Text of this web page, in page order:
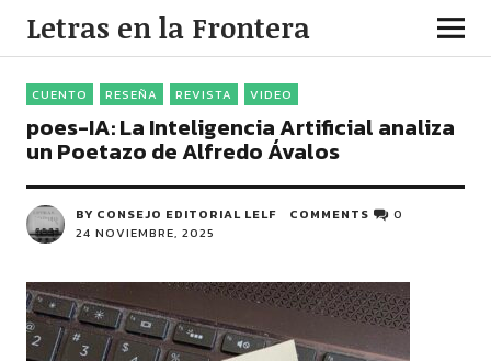
Letras en la Frontera
CUENTO RESEÑA REVISTA VIDEO
poes-IA: La Inteligencia Artificial analiza
un Poetazo de Alfredo Ávalos
BY CONSEJO EDITORIAL LELF
24 NOVIEMBRE, 2025
COMMENTS 0